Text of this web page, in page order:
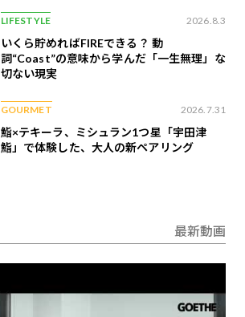
LIFESTYLE 2026.8.3
いくら貯めればFIREできる？ 動
詞“Coast”の意味から学んだ「一生無理」な
切ない現実
GOURMET 2026.7.31
鮨×テキーラ、ミシュラン1つ星「宇田津
鮨」で体験した、大人の新ペアリング
最新動画